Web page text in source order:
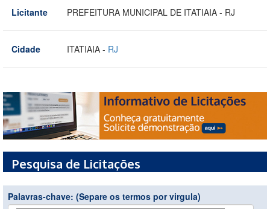
Licitante
PREFEITURA MUNICIPAL DE ITATIAIA - RJ
Cidade ITATIAIA - RJ
Pesquisa de Licitações
Palavras-chave: (Separe os termos por virgula)